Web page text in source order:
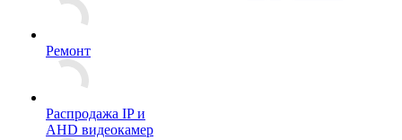
Ремонт
Распродажа IP и
AHD видеокамер